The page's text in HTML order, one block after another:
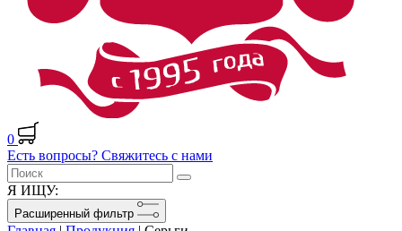
0
Есть вопросы? Свяжитесь с нами
Я ИЩУ:
Расширенный фильтр